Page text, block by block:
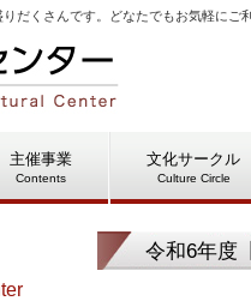
だくさんです。どなたでもお気軽にご
主催事業
Contents
文化サークル
Culture Circle
令和6年度